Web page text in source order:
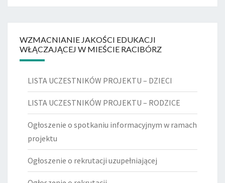
WZMACNIANIE JAKOŚCI EDUKACJI
WŁĄCZAJĄCEJ W MIEŚCIE RACIBÓRZ
LISTA UCZESTNIKÓW PROJEKTU – DZIECI
LISTA UCZESTNIKÓW PROJEKTU – RODZICE
Ogłoszenie o spotkaniu informacyjnym w ramach
projektu
Ogłoszenie o rekrutacji uzupełniającej